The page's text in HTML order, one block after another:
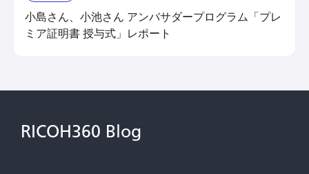
小島さん、小池さん アンバサダープログラム「プレ
ミア証明書 授与式」レポート
RICOH360 Blog